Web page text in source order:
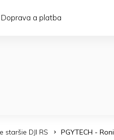
Doprava a platba
staršie DJI RS PGYTECH -